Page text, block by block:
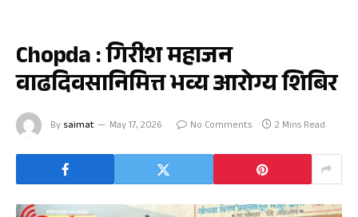
Chopda : गिरीश महाजन
वाढदिवसानिमित्त भव्य आरोग्य शिबिर
By saimat May 17, 2026 No Comments 2 Mins Read